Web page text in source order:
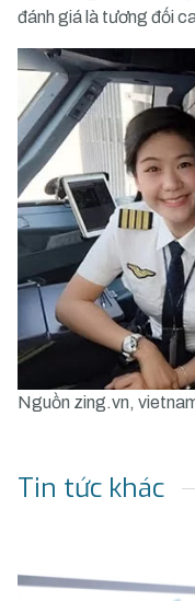
đánh giá là tương đối
Nguồn zing.vn,
Tin tức khác